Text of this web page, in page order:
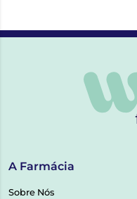
A Farmácia
Sobre Nós